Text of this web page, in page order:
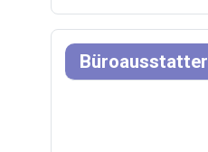
Büroausstatter